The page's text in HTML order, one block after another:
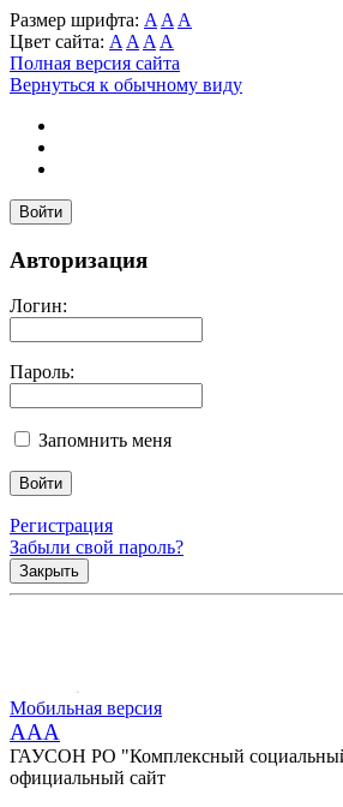
Размер шрифта: A A A
Цвет сайта: A A A A
Полная версия сайта
Вернуться к обычному виду
Войти
Авторизация
Логин:
Пароль:
Запомнить меня
Регистрация
Забыли свой пароль?
Закрыть
Мобильная версия
AAA
ГАУСОН РО "Комплексный социальный
официальный сайт